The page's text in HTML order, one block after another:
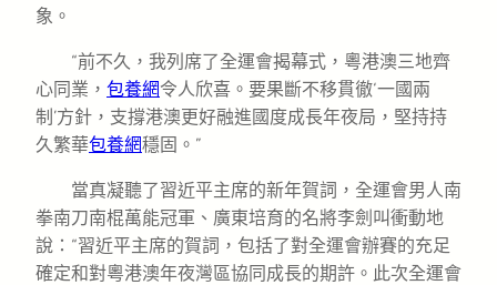
象。
“前不久，我列席了全運會揭幕式，粵港澳三地齊
心同業， 包養網令人欣喜。要果斷不移貫徹‘一國兩
制’方針，支撐港澳更好融進國度成長年夜局，堅持持
久繁華包養網穩固。”
當真凝聽了習近平主席的新年賀詞，全運會男人南
拳南刀南棍萬能冠軍、廣東培育的名將李劍叫衝動地
說：“習近平主席的賀詞，包括了對全運會辦賽的充足
確定和對粵港澳年夜灣區協同成長的期許。此次全運會